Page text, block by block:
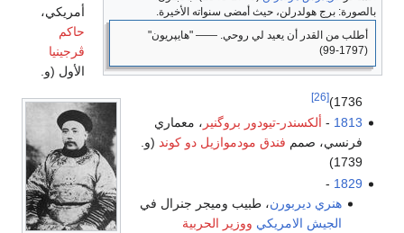
بالصورة: برج هولدرلن، حيث أمضى سنواته الأخيرة.
أطلب من القدر أن يعيد لي روحي. ―― "هايپريون"
(1797-99)
أمريكي،
حاكم
ڤرجينيا
الأول (و.
1736)
[26]
1813
- ألكسندر-تيودور بروگنير ، معماري
فرنسي، صمم فندق مودموازيل دو كوند (و.
1739)
1829
-
هنري ديربورن، طبيب وميجر جنرال في
الجيش الامريكي ووزير الحربية